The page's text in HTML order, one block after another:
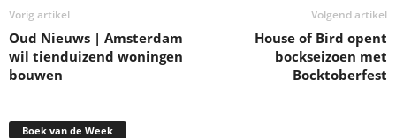
Vorig artikel
Oud Nieuws | Amsterdam
wil tienduizend woningen
bouwen
Volgend artikel
House of Bird opent
bockseizoen met
Bocktoberfest
Boek van de Week